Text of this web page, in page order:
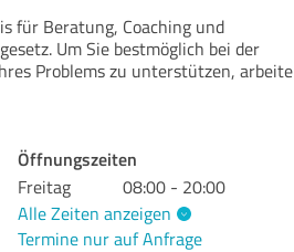
für Beratung, Coaching und
Um Sie bestmöglich bei der
Problems zu unterstützen, arbeite
Öffnungszeiten
Freitag
08:00 - 20:00
Alle Zeiten anzeigen
Termine nur auf Anfrage